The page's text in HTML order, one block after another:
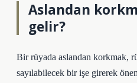
Aslandan
gelir?
Bir rüyada aslandan korkmak,
sayılabilecek bir işe girerek